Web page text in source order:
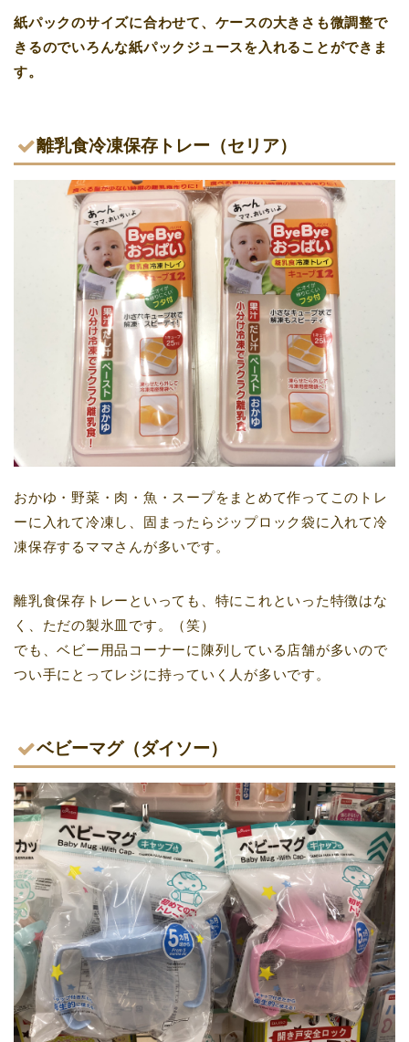
紙パックのサイズに合わせて、ケースの大きさも微調整で
きるのでいろんな紙パックジュースを入れることができま
す。
離乳食冷凍保存トレー（セリア）
おかゆ・野菜・肉・魚・スープをまとめて作ってこのトレ
ーに入れて冷凍し、固まったらジップロック袋に入れて冷
凍保存するママさんが多いです。
離乳食保存トレーといっても、特にこれといった特徴はな
く、ただの製氷皿です。（笑）
でも、ベビー用品コーナーに陳列している店舗が多いので
つい手にとってレジに持っていく人が多いです。
ベビーマグ（ダイソー）